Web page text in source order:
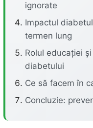
ignorate
Impactul
termen lung
Rolul educației
diabetului
Ce să facem în
Concluzie: